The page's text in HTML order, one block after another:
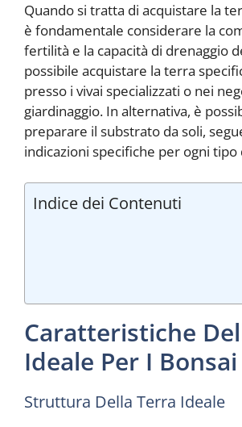
Quando si tratta di acquistare la
è fondamentale considerare la
fertilità e la capacità di drenaggio
possibile acquistare la terra
presso i vivai specializzati o nei
giardinaggio. In alternativa, è
preparare il substrato da soli,
indicazioni specifiche per ogni tipo
Indice dei Contenuti
Caratteristiche
Ideale Per I Bonsai
Struttura Della Terra Ideale